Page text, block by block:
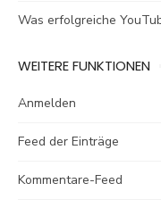
Was erfolgreiche
WEITERE FUNKTIONEN
Anmelden
Feed der Einträge
Kommentare-Feed